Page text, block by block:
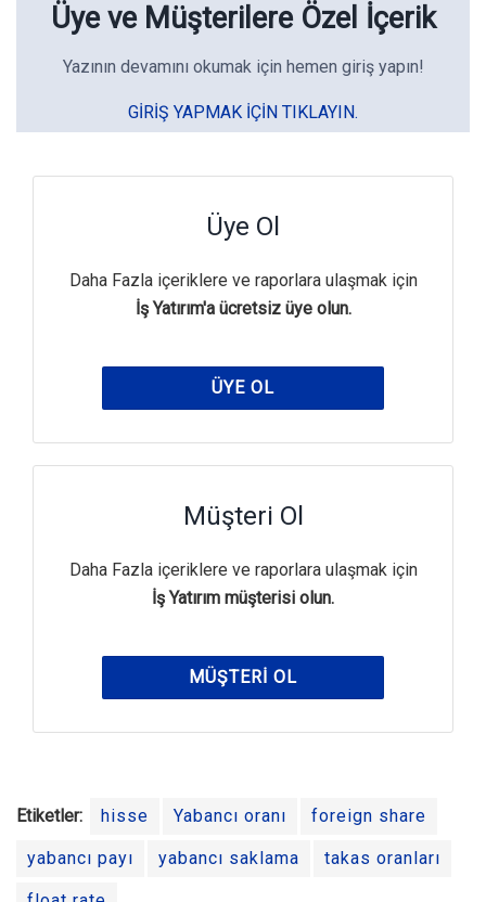
Üye ve Müşterilere Özel İçerik
Yazının devamını okumak için hemen giriş yapın!
GIRIŞ YAPMAK IÇIN TIKLAYIN.
Üye Ol
Daha Fazla içeriklere ve raporlara ulaşmak için
İş Yatırım'a ücretsiz üye olun.
ÜYE OL
Müşteri Ol
Daha Fazla içeriklere ve raporlara ulaşmak için
İş Yatırım müşterisi olun.
MÜŞTERI OL
Etiketler: hisse Yabancı oranı foreign share
yabancı payı yabancı saklama takas oranları